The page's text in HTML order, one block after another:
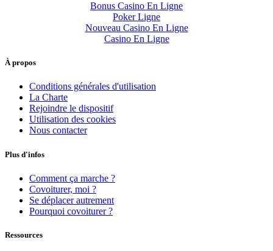
Bonus Casino En Ligne
Poker Ligne
Nouveau Casino En Ligne
Casino En Ligne
À propos
Conditions générales d'utilisation
La Charte
Rejoindre le dispositif
Utilisation des cookies
Nous contacter
Plus d'infos
Comment ça marche ?
Covoiturer, moi ?
Se déplacer autrement
Pourquoi covoiturer ?
Ressources